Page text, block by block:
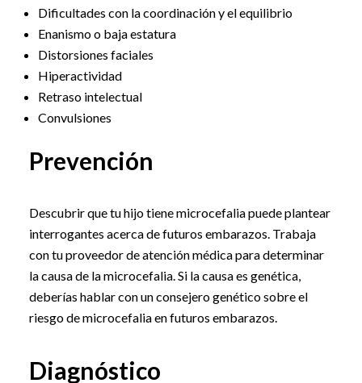
Dificultades con la coordinación y el equilibrio
Enanismo o baja estatura
Distorsiones faciales
Hiperactividad
Retraso intelectual
Convulsiones
Prevención
Descubrir que tu hijo tiene microcefalia puede plantear
interrogantes acerca de futuros embarazos. Trabaja
con tu proveedor de atención médica para determinar
la causa de la microcefalia. Si la causa es genética,
deberías hablar con un consejero genético sobre el
riesgo de microcefalia en futuros embarazos.
Diagnóstico